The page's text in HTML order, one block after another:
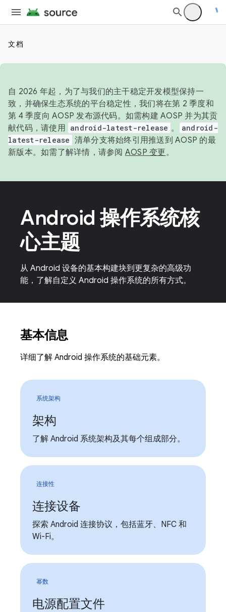
文档
自 2026 年起，为了与我们的主干稳定开发模型保持一
致，并确保生态系统的平台稳定性，我们将在第 2 季度和
第 4 季度向 AOSP 发布源代码。如需构建 AOSP 并为其贡
献代码，请使用 android-latest-release 。
android-
latest-release 清单分支将始终引用推送到 AOSP 的最
新版本。如需了解详情，请参阅 AOSP 变更。
Android 操作系统核
心主题
从 Android 设备的基本构建块到更复杂的高级功
能，了解自定义 Android 操作系统的所有方式。
基本信息
详细了解 Android 操作系统的基础元素。
系统架构
架构
了解 Android 系统架构及其每个组成部分。
连接性
连接设备
探索 Android 连接协议，包括蓝牙、NFC 和
Wi-Fi。
幂数
电源配置文件